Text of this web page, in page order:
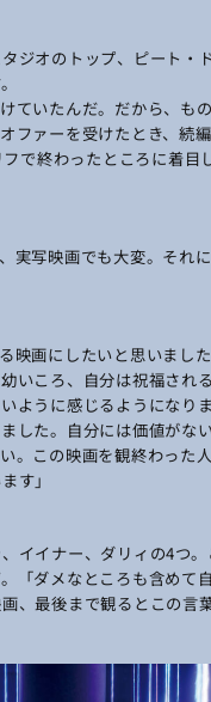
ジオのトップ、ピート・
ていたんだ。だから、も
ファーを受けたとき、続
で終わったところに着目
実写映画でも大変。それ
映画にしたいと思いまし
ころ、自分は祝福され
ように感じるようになり
した。自分には価値がな
。この映画を観終わった
す」
イイナー、ダリィの4つ
「ダメなところも含めて
、最後まで観るとこの言